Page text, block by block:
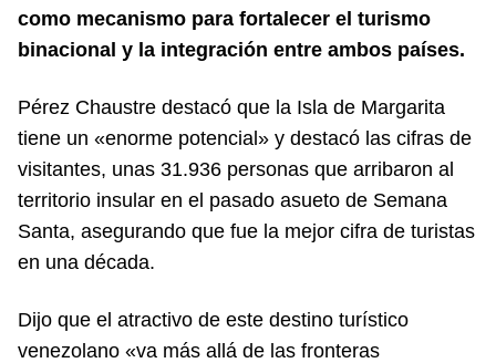
como mecanismo para fortalecer el turismo
binacional y la integración entre ambos países.
Pérez Chaustre destacó que la Isla de Margarita
tiene un «enorme potencial» y destacó las cifras de
visitantes, unas 31.936 personas que arribaron al
territorio insular en el pasado asueto de Semana
Santa, asegurando que fue la mejor cifra de turistas
en una década.
Dijo que el atractivo de este destino turístico
venezolano «va más allá de las fronteras